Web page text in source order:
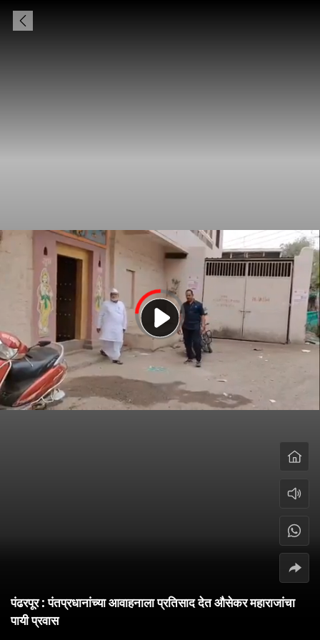
पंढरपूर : पंतप्रधानांच्या आवाहनाला प्रतिसाद देत औसेकर महाराजांचा
पायी प्रवास